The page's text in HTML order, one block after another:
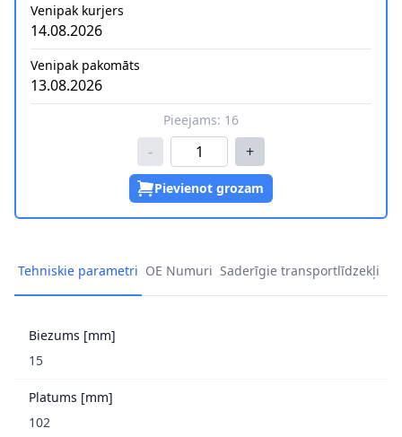
Venipak kurjers
14.08.2026
Venipak pakomāts
13.08.2026
Pieejams: 16
- +
Pievienot grozam
Tehniskie parametri OE Numuri Saderīgie transportlīdzekļi
Biezums [mm]
15
Platums [mm]
102